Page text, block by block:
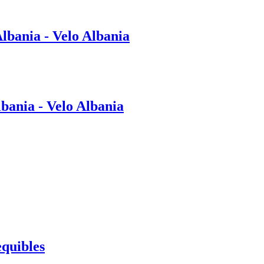
- Velo Albania
- Velo Albania